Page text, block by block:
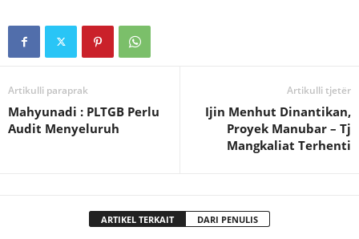
Artikulli paraprak
Mahyunadi : PLTGB Perlu
Audit Menyeluruh
Artikulli tjetër
Ijin Menhut Dinantikan,
Proyek Manubar – Tj
Mangkaliat Terhenti
ARTIKEL TERKAIT DARI PENULIS